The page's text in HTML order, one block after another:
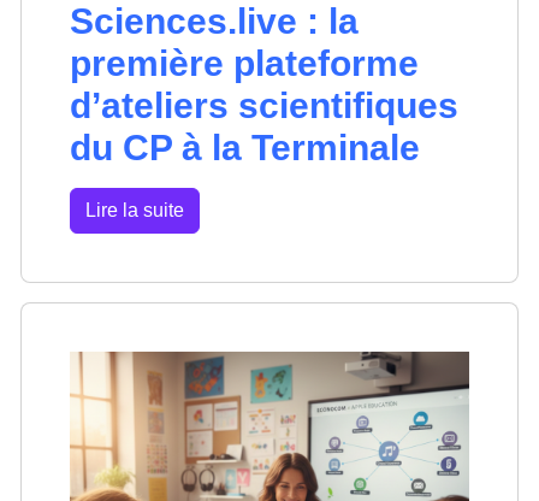
Sciences.live : la
première plateforme
d’ateliers scientifiques
du CP à la Terminale
Lire la suite